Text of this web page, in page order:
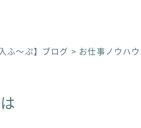
ふ〜ぷ】ブログ > お仕事ノウハウ